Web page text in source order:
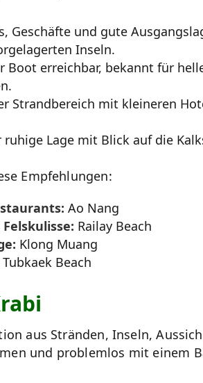
Geschäfte und gute
Inseln.
Boot erreichbar, bekannt für
Strandbereich mit kleineren
ruhige Lage mit Blick auf die
Empfehlungen:
Ao Nang
Railay Beach
Klong Muang
Tubkaek Beach
aus Stränden, Inseln,
und problemlos mit einem